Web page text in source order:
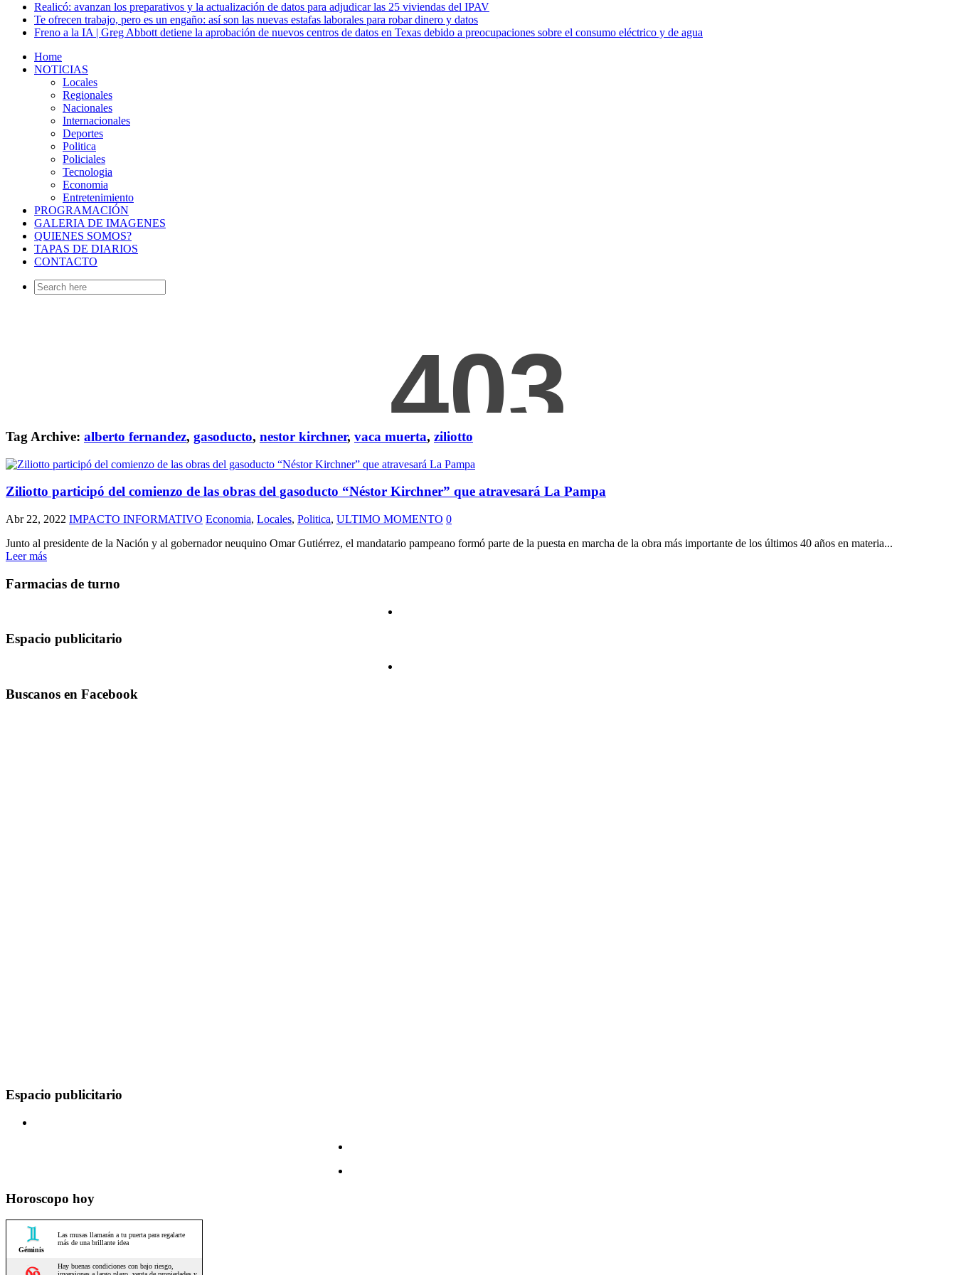
Realicó: avanzan los preparativos y la actualización de datos para adjudicar las 25 viviendas del IPAV
Te ofrecen trabajo, pero es un engaño: así son las nuevas estafas laborales para robar dinero y datos
Freno a la IA | Greg Abbott detiene la aprobación de nuevos centros de datos en Texas debido a preocupaciones sobre el consumo eléctrico y de agua
Home
NOTICIAS
Locales
Regionales
Nacionales
Internacionales
Deportes
Politica
Policiales
Tecnologia
Economia
Entretenimiento
PROGRAMACIÓN
GALERIA DE IMAGENES
QUIENES SOMOS?
TAPAS DE DIARIOS
CONTACTO
Search
for:
Tag Archive: alberto fernandez, gasoducto, nestor kirchner, vaca muerta, ziliotto
Ziliotto participó del comienzo de las obras del gasoducto “Néstor Kirchner” que atravesará La Pampa
Abr 22, 2022 IMPACTO INFORMATIVO Economia, Locales, Politica, ULTIMO MOMENTO 0
Junto al presidente de la Nación y al gobernador neuquino Omar Gutiérrez, el mandatario pampeano formó parte de la puesta en marcha de la obra más importante de los últimos 40 años en materia...
Leer más
Farmacias de turno
Espacio publicitario
Buscanos en Facebook
Espacio publicitario
Horoscopo hoy